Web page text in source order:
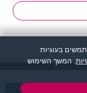
בעוגיות
. המשך השימוש